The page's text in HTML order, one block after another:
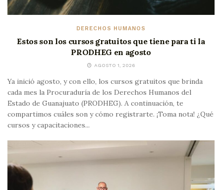
DERECHOS HUMANOS
Estos son los cursos gratuitos que tiene para ti la
PRODHEG en agosto
AGOSTO 1, 2026
Ya inició agosto, y con ello, los cursos gratuitos que brinda
cada mes la Procuraduría de los Derechos Humanos del
Estado de Guanajuato (PRODHEG). A continuación, te
compartimos cuáles son y cómo registrarte. ¡Toma nota! ¿Qué
cursos y capacitaciones...